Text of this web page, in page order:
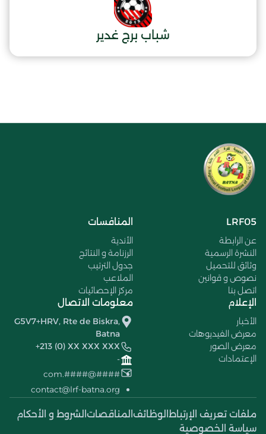
شباب برج غدير
LRF05
عن الرابطة
النشرة الرسمية
وثائق للتحميل
نصوص و قوانين
اتصل بنا
المنافسات
الأندية
الرزنامة و النتائج
جدول الترتيب
الملاعب
مركز الإحصائيات
الإعلام
الأخبار
معرض الفيديوهات
معرض الصور
الإعتمادات
معلومات الاتصال
G5V7+HRV, Rte de Biskra,
Batna
+213 (0) XX XXX XXX
-
####@####.com
contact@lrf-batna.org
ملفات تعريف الإرتباط الوظائف المناقصات الشروط و الأحكام
سياسة الخصوصية